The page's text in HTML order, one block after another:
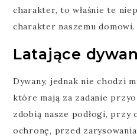
charakter, to właśnie te
charakter naszemu domowi.
Latające
Dywany, jednak nie chodzi
które mają za zadanie
zdobią nasze podłogi, przy
ochronę, przed